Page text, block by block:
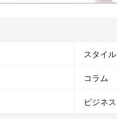
スタイル
コラム
ビジネス